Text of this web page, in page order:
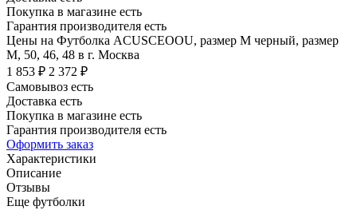
Покупка в магазине есть
Гарантия производителя есть
Цены на Футболка ACUSCEOOU, размер M черный, размер
M, 50, 46, 48 в г. Москва
1 853 ₽ 2 372 ₽
Самовывоз есть
Доставка есть
Покупка в магазине есть
Гарантия производителя есть
Оформить заказ
Характеристики
Описание
Отзывы
Еще футболки